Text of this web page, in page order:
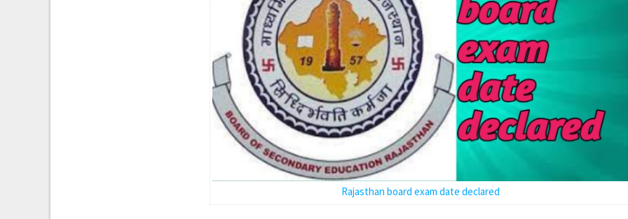
Rajasthan board exam date declared